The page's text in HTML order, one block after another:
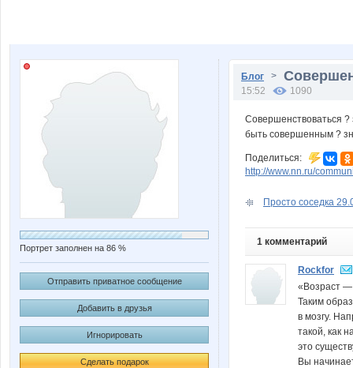
Портрет заполнен на 86 %
Отправить приватное сообщение
Добавить в друзья
Игнорировать
Сделать подарок
Блог >
15:52 1090
Совершенствоваться ?
быть совершенным ?
Поделиться:
http://www.nn.ru/
Просто соседка
1 комментарий
Rockfor
«Возраст —
Таким
в мозгу.
такой, как
это
Вы